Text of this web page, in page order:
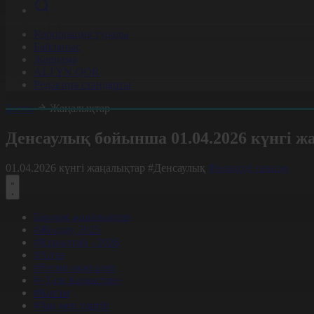
Корпорация туралы
Байланыс
Жарнама
ALTYN QOR
Редакция стандарты
Басты
Жаңалықтар
Денсаулық бойынша 01.04.2026 күнгі
01.04.2026 күнгі жаңалықтар #Денсаулық Фильтрді тазалау
Барлық жаңалықтар
#Жолдау 2025
#Құрылтай - 2026
#Апта
#Ресми оқиғалар
#«Таза Қазақстан»
#Қоғам
#Заң мен тәртіп